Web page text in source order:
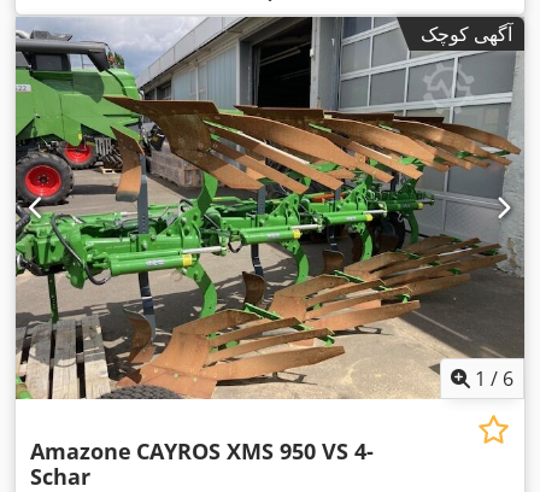
آگهی کوچک
1 / 6
Amazone CAYROS XMS 950 VS 4-
Schar